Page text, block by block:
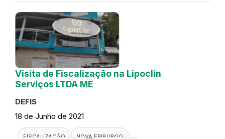
Visita de Fiscalização na Lipoclin
Serviços LTDA ME
DEFIS
18 de Junho de 2021
FISCALIZAÇÃO
NOVA FRIBURGO